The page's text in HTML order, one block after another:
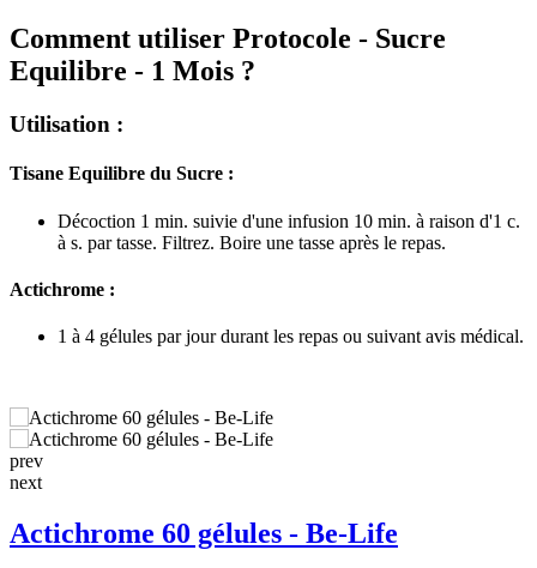
Comment utiliser Protocole - Sucre
Equilibre - 1 Mois ?
Utilisation :
Tisane Equilibre du Sucre :
Décoction 1 min. suivie d'une infusion 10 min. à raison d'1 c.
à s. par tasse. Filtrez. Boire une tasse après le repas.
Actichrome :
1 à 4 gélules par jour durant les repas ou suivant avis médical.
prev
next
Actichrome 60 gélules - Be-Life